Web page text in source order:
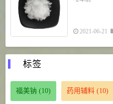
2021-06-21
标签
福美钠 (10) 药用辅料 (10)